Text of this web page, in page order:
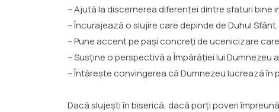
– Ajută la discernerea diferenței dintre sfaturi
– Încurajează o slujire care depinde de Duhul
– Pune accent pe pași concreți de ucenicizare
– Susține o perspectivă a Împărăției lui
– Întărește convingerea că Dumnezeu lucrează
Dacă slujești în biserică, dacă porți poveri